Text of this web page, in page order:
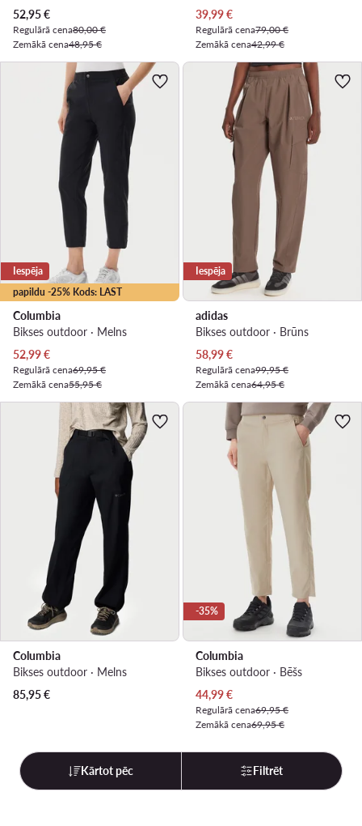
Pašreizējā cena
52,95€
Regulārā cena80,00 €
Zemākā cena48,95 €
Pašreizējā cena
39,99€
Regulārā cena79,00 €
Zemākā cena42,99 €
papildu -25% Kods: LAST
Iespēja
Columbia
Bikses outdoor · Melns
Pašreizējā cena
52,99€
Regulārā cena69,95 €
Zemākā cena55,95 €
Iespēja
adidas
Bikses outdoor · Brūns
Pašreizējā cena
58,99€
Regulārā cena99,95 €
Zemākā cena64,95 €
Columbia
Bikses outdoor · Melns
85,95€
-35%
Columbia
Bikses outdoor · Bēšs
Pašreizējā cena
44,99€
Regulārā cena69,95 €
Zemākā cena69,95 €
Kārtot pēc Filtrēt